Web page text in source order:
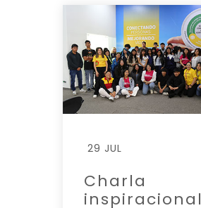
29 JUL
Charla
inspiracional